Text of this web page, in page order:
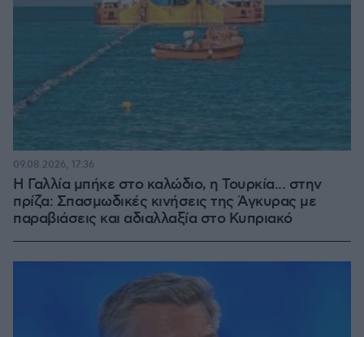
Η Γαλλία μπήκε στο καλώδιο, η Τουρκία... στην
πρίζα: Σπασμωδικές κινήσεις της Άγκυρας με
παραβιάσεις και αδιαλλαξία στο Κυπριακό
09.08.2026, 17:36